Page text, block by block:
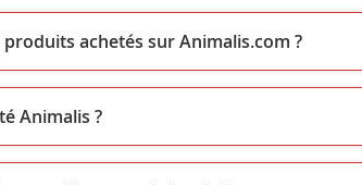
Viriat
achetés sur Animalis.com ?
Animalis ?